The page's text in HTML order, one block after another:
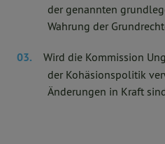
der genannten
Wahrung der
Wird die Kommission
der Kohäsionspolitik
Änderungen in Kraft